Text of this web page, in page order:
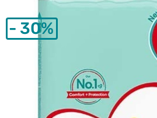
30%